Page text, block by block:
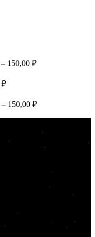
– 150,00 ₽
₽
– 150,00 ₽